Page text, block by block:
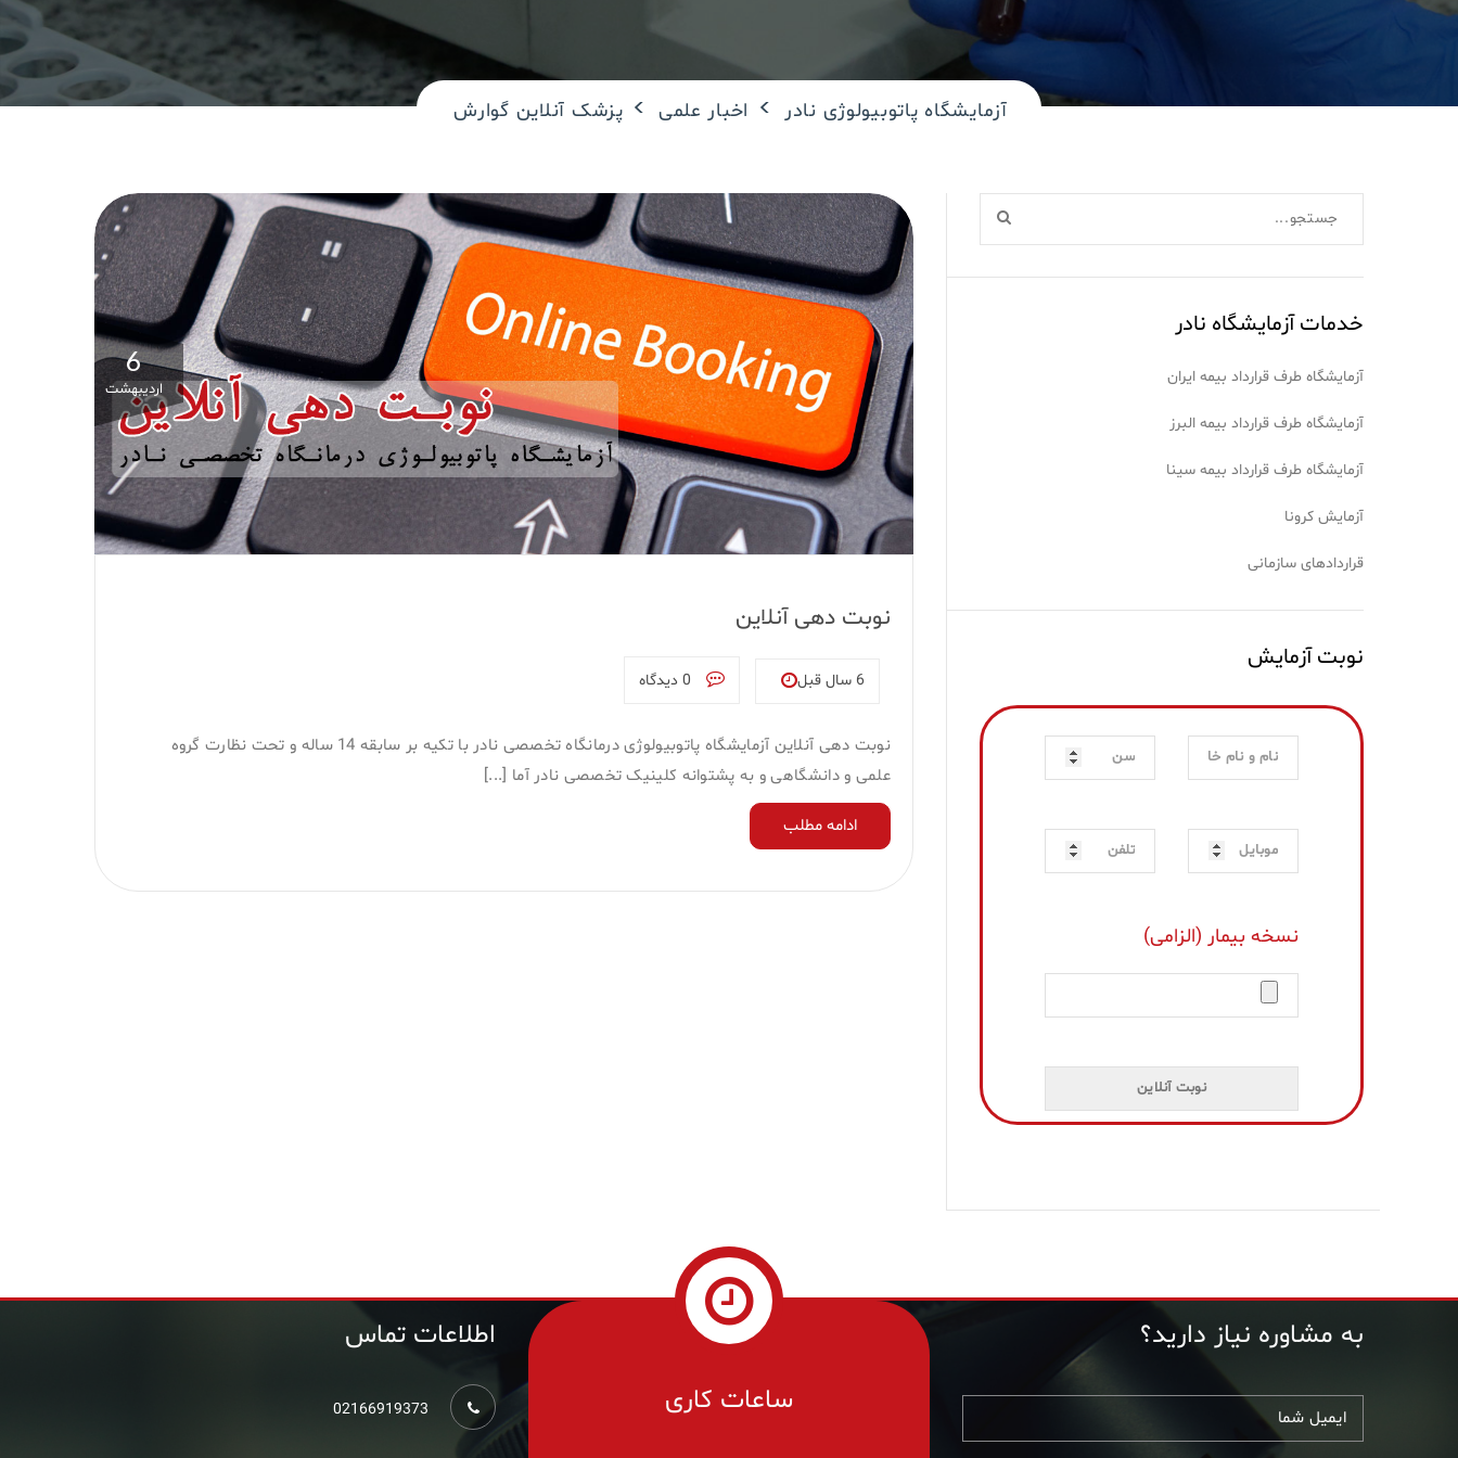
آزمایشگاه پاتوبیولوژی نادر > اخبار علمی > پزشک آنلاین گوارش
6
اردیبهشت
نوبت دهی آنلاین
6 سال قبل
نوبت دهی آنلاین آزمایشگاه پاتوبیولوژی درمانگاه تخصصی نادر با تکیه بر سابقه 14 ساله و تحت نظارت گروه
علمی و دانشگاهی و به پشتوانه کلینیک تخصصی نادر آما [...]
ادامه مطلب
خدمات آزمایشگاه نادر
آزمایشگاه طرف قرارداد بیمه ایران
آزمایشگاه طرف قرارداد بیمه البرز
آزمایشگاه طرف قرارداد بیمه سینا
آزمایش کرونا
قراردادهای سازمانی
نوبت آزمایش
نسخه بیمار (الزامی)
اطلاعات تماس
02166919373 ساعات کاری
به مشاوره نیاز دارید؟